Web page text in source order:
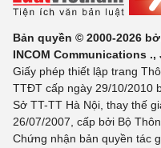
Bản quyền © 2000-2026
INCOM Communications .,
Giấy phép thiết lập trang
TTĐT cấp ngày 29/10/2010
Sở TT-TT Hà Nội, thay thế
26/07/2007, cấp bởi Bộ
Chứng nhận bản quyền tác